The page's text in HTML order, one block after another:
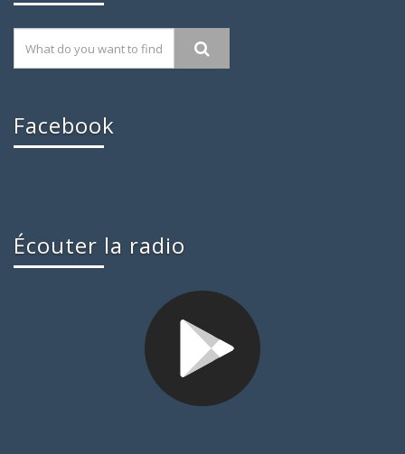
Facebook
Écouter la radio